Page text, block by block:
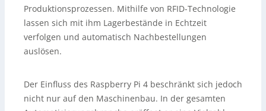
Produktionsprozessen. Mithilfe von RFID-Technologie
lassen sich mit ihm Lagerbestände in Echtzeit
verfolgen und automatisch Nachbestellungen
auslösen.
Der Einfluss des Raspberry Pi 4 beschränkt sich jedoch
nicht nur auf den Maschinenbau. In der gesamten